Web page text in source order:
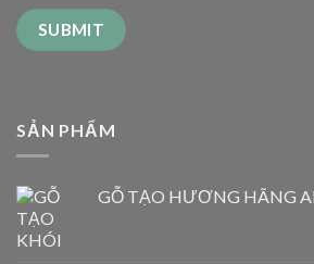
SẢN PHẨM
GỖ TẠO HƯƠNG HÃNG